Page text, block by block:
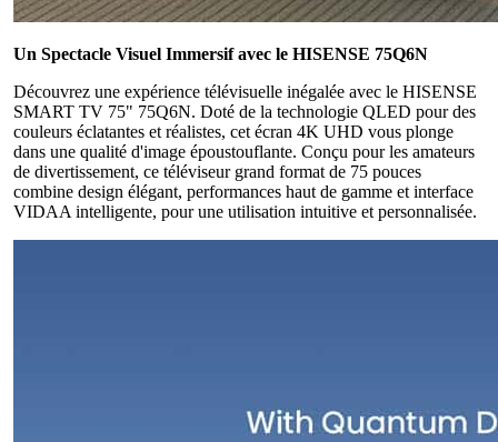
Un Spectacle Visuel Immersif avec le HISENSE 75Q6N
Découvrez une expérience télévisuelle inégalée avec le HISENSE
SMART TV 75" 75Q6N. Doté de la technologie QLED pour des
couleurs éclatantes et réalistes, cet écran 4K UHD vous plonge
dans une qualité d'image époustouflante. Conçu pour les amateurs
de divertissement, ce téléviseur grand format de 75 pouces
combine design élégant, performances haut de gamme et interface
VIDAA intelligente, pour une utilisation intuitive et personnalisée.